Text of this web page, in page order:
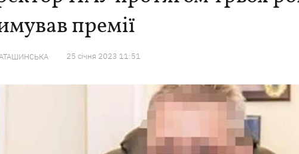
премії
25 сiчня 2023 11:51